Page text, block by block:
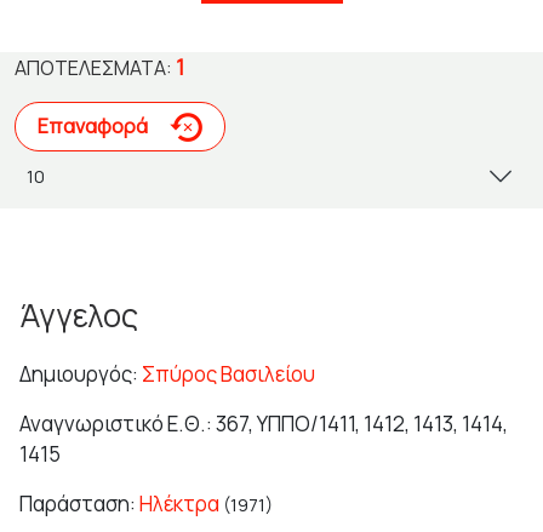
ΑΠΟΤΕΛΈΣΜΑΤΑ: 1
Επαναφορά
Άγγελος
Δημιουργός: Σπύρος Βασιλείου
Αναγνωριστικό Ε.Θ.: 367, ΥΠΠΟ/1411, 1412, 1413, 1414,
1415
Παράσταση: Ηλέκτρα (1971)